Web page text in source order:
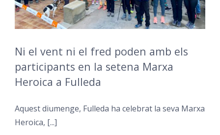
Ni el vent ni el fred poden amb els
participants en la setena Marxa
Heroica a Fulleda
Aquest diumenge, Fulleda ha celebrat la seva Marxa
Heroica, [...]